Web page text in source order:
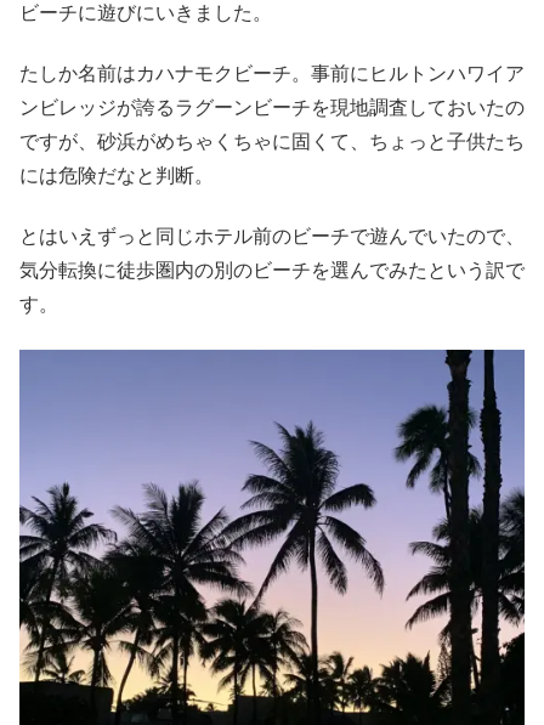
ビーチに遊びにいきました。
たしか名前はカハナモクビーチ。事前にヒルトンハワイア
ンビレッジが誇るラグーンビーチを現地調査しておいたの
ですが、砂浜がめちゃくちゃに固くて、ちょっと子供たち
には危険だなと判断。
とはいえずっと同じホテル前のビーチで遊んでいたので、
気分転換に徒歩圏内の別のビーチを選んでみたという訳で
す。